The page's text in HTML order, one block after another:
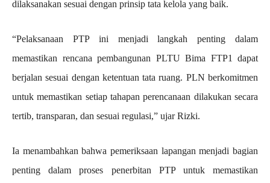
dilaksanakan sesuai dengan prinsip tata kelola yang baik.
“Pelaksanaan PTP ini menjadi langkah penting dalam
memastikan rencana pembangunan PLTU Bima FTP1 dapat
berjalan sesuai dengan ketentuan tata ruang. PLN berkomitmen
untuk memastikan setiap tahapan perencanaan dilakukan secara
tertib, transparan, dan sesuai regulasi,” ujar Rizki.
Ia menambahkan bahwa pemeriksaan lapangan menjadi bagian
penting dalam proses penerbitan PTP untuk memastikan